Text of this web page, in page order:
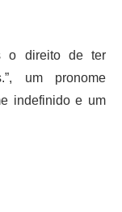
o direito de ter
um pronome
indefinido e um